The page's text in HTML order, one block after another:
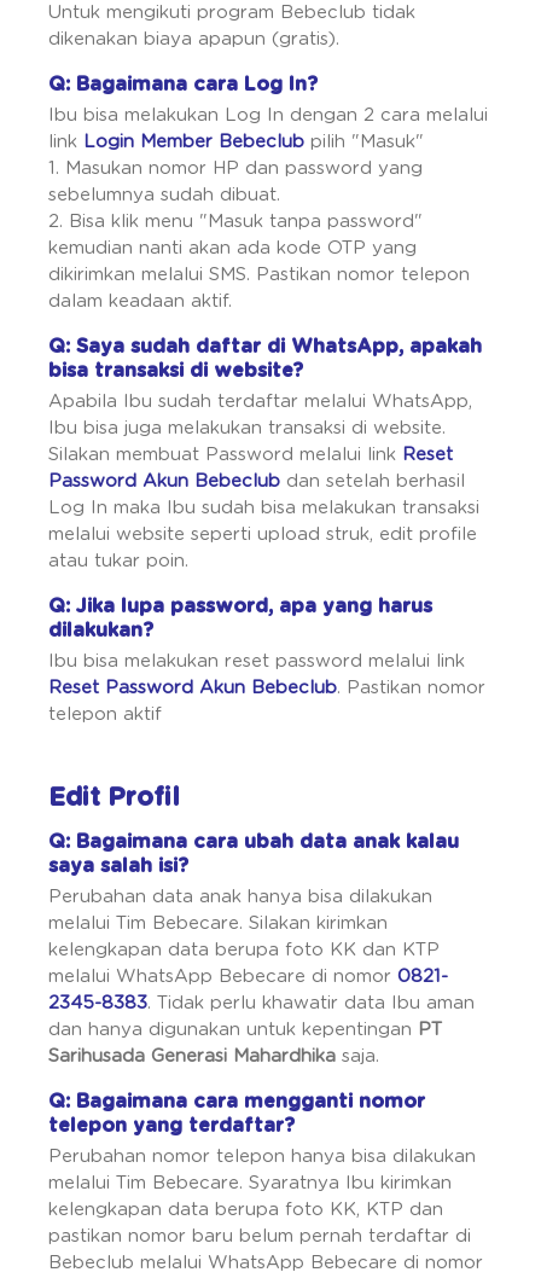
Untuk mengikuti program Bebeclub tidak
dikenakan biaya apapun (gratis).
Q: Bagaimana cara Log In?
Ibu bisa melakukan Log In dengan 2 cara melalui
link Login Member Bebeclub pilih "Masuk"
1. Masukan nomor HP dan password yang
sebelumnya sudah dibuat.
2. Bisa klik menu "Masuk tanpa password"
kemudian nanti akan ada kode OTP yang
dikirimkan melalui SMS. Pastikan nomor telepon
dalam keadaan aktif.
Q: Saya sudah daftar di WhatsApp, apakah
bisa transaksi di website?
Apabila Ibu sudah terdaftar melalui WhatsApp,
Ibu bisa juga melakukan transaksi di website.
Silakan membuat Password melalui link Reset
Password Akun Bebeclub dan setelah berhasil
Log In maka Ibu sudah bisa melakukan transaksi
melalui website seperti upload struk, edit profile
atau tukar poin.
Q: Jika lupa password, apa yang harus
dilakukan?
Ibu bisa melakukan reset password melalui link
Reset Password Akun Bebeclub. Pastikan nomor
telepon aktif
Edit Profil
Q: Bagaimana cara ubah data anak kalau
saya salah isi?
Perubahan data anak hanya bisa dilakukan
melalui Tim Bebecare. Silakan kirimkan
kelengkapan data berupa foto KK dan KTP
melalui WhatsApp Bebecare di nomor0821-
2345-8383. Tidak perlu khawatir data Ibu aman
dan hanya digunakan untuk kepentingan PT
Sarihusada Generasi Mahardhika saja.
Q: Bagaimana cara mengganti nomor
telepon yang terdaftar?
Perubahan nomor telepon hanya bisa dilakukan
melalui Tim Bebecare. Syaratnya Ibu kirimkan
kelengkapan data berupa foto KK, KTP dan
pastikan nomor baru belum pernah terdaftar di
Bebeclub melalui WhatsApp Bebecare di nomor